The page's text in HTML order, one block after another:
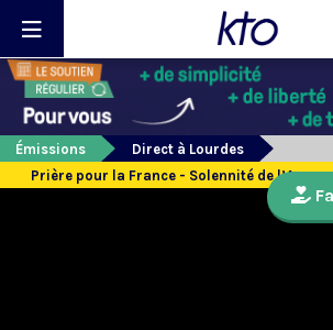
Émissions
Direct à Lourdes
Prière pour la France - Solennité de